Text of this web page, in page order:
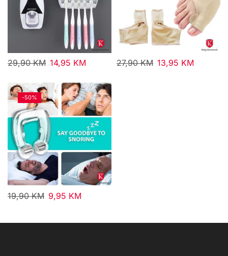
29,90KM 14,95 KM 27,90KM 13,95 KM
-50%
19,90KM 9,95 KM